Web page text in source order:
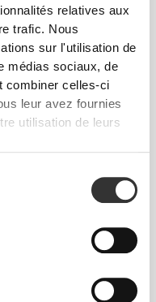
relatives aux
trafic. Nous
sur l'utilisation de
médias sociaux, de
combiner celles-ci
leur avez fournies
utilisation de leurs
tricotage avancée
des vêtements avec
et offrant
l'environnement.